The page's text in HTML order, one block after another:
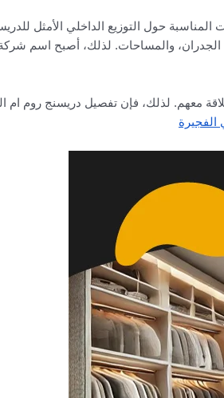
حول التوزيع الداخلي الأمثل
الجدران، والمساحات. لذلك، أصبح اسم
معهم. لذلك، فإن تفصيل دريسنج روم ام